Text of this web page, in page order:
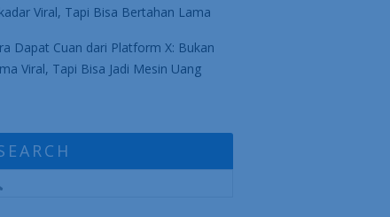
Viral, Tapi Bisa Bertahan Lama
Dapat Cuan dari Platform X: Bukan
Viral, Tapi Bisa Jadi Mesin Uang